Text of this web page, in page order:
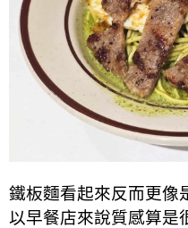
鐵板麵看起來反而更像
以早餐店來說質感算是